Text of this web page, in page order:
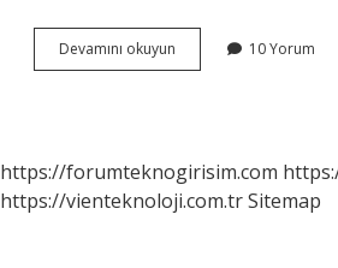
Devamını okuyun
Sözü
10 Yorum
https://forumteknogirisim.com
https://vienteknoloji.com.trSitemap